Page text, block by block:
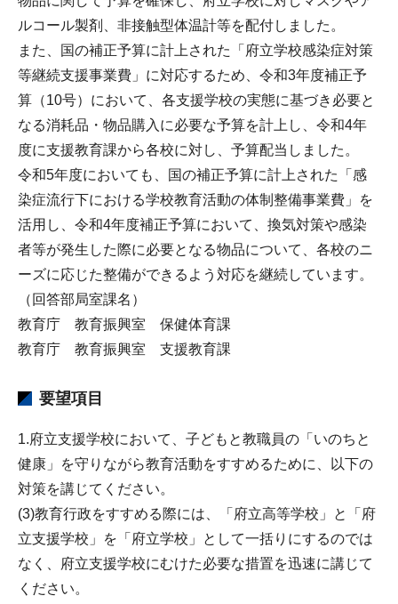
ルコール製剤、非接触型体温計等を配付しました。
また、国の補正予算に計上された「府立学校感染症対策
等継続支援事業費」に対応するため、令和3年度補正予
算（10号）において、各支援学校の実態に基づき必要と
なる消耗品・物品購入に必要な予算を計上し、令和4年
度に支援教育課から各校に対し、予算配当しました。
令和5年度においても、国の補正予算に計上された「感
染症流行下における学校教育活動の体制整備事業費」を
活用し、令和4年度補正予算において、換気対策や感染
者等が発生した際に必要となる物品について、各校のニ
ーズに応じた整備ができるよう対応を継続しています。
（回答部局室課名）
教育庁 教育振興室 保健体育課
教育庁 教育振興室 支援教育課
要望項目
1.府立支援学校において、子どもと教職員の「いのちと
健康」を守りながら教育活動をすすめるために、以下の
対策を講じてください。
(3)教育行政をすすめる際には、「府立高等学校」と「府
立支援学校」を「府立学校」として一括りにするのでは
なく、府立支援学校にむけた必要な措置を迅速に講じて
ください。